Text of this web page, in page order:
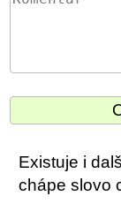
Existuje i
chápe slovo